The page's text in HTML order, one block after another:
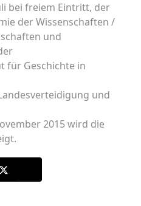
bei freiem Eintritt, der
der Wissenschaften /
und
für Geschichte in
und
2015 wird die